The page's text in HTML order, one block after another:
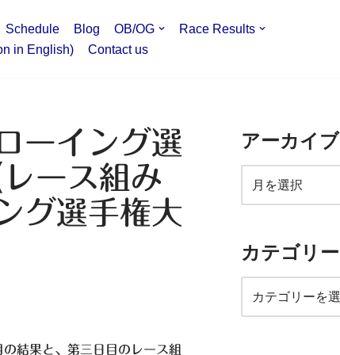
Schedule Blog OB/OG
Race Results
in English)
Contact us
ーイング選
ース組み
グ選手権大
結果と、第三日目のレース組
アーカイブ
カテゴリー